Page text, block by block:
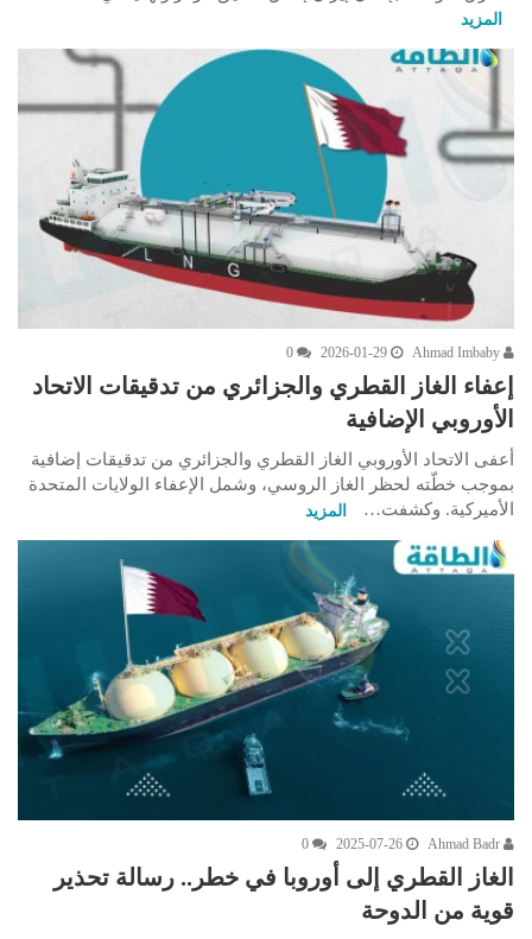
المزيد
2026-01-29
0
إعفاء الغاز القطري والجزائري من تدقيقات الاتحاد
الأوروبي الإضافية
أعفى الاتحاد الأوروبي الغاز القطري والجزائري من تدقيقات إضافية
بموجب خطّته لحظر الغاز الروسي، وشمل الإعفاء الولايات المتحدة
الأميركية. وكشفت…
المزيد
2025-07-26
0
الغاز القطري إلى أوروبا في خطر.. رسالة تحذير
قوية من الدوحة